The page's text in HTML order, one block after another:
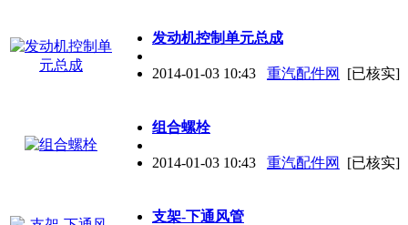
发动机控制单元总成
2014-01-03 10:43 重汽配件网 [已核实]
组合螺栓
2014-01-03 10:43 重汽配件网 [已核实]
支架-下通风管